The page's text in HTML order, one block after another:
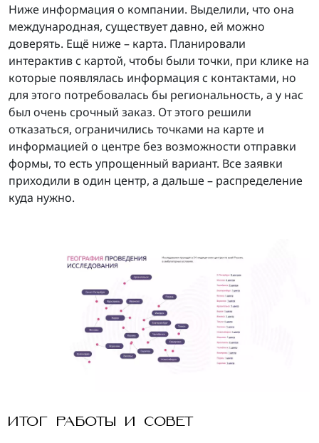
Ниже информация о компании. Выделили, что она
международная, существует давно, ей можно
доверять. Ещё ниже – карта. Планировали
интерактив с картой, чтобы были точки, при клике на
которые появлялась информация с контактами, но
для этого потребовалась бы региональность, а у нас
был очень срочный заказ. От этого решили
отказаться, ограничились точками на карте и
информацией о центре без возможности отправки
формы, то есть упрощенный вариант. Все заявки
приходили в один центр, а дальше – распределение
куда нужно.
ИТОГ РАБОТЫ И СОВЕТ